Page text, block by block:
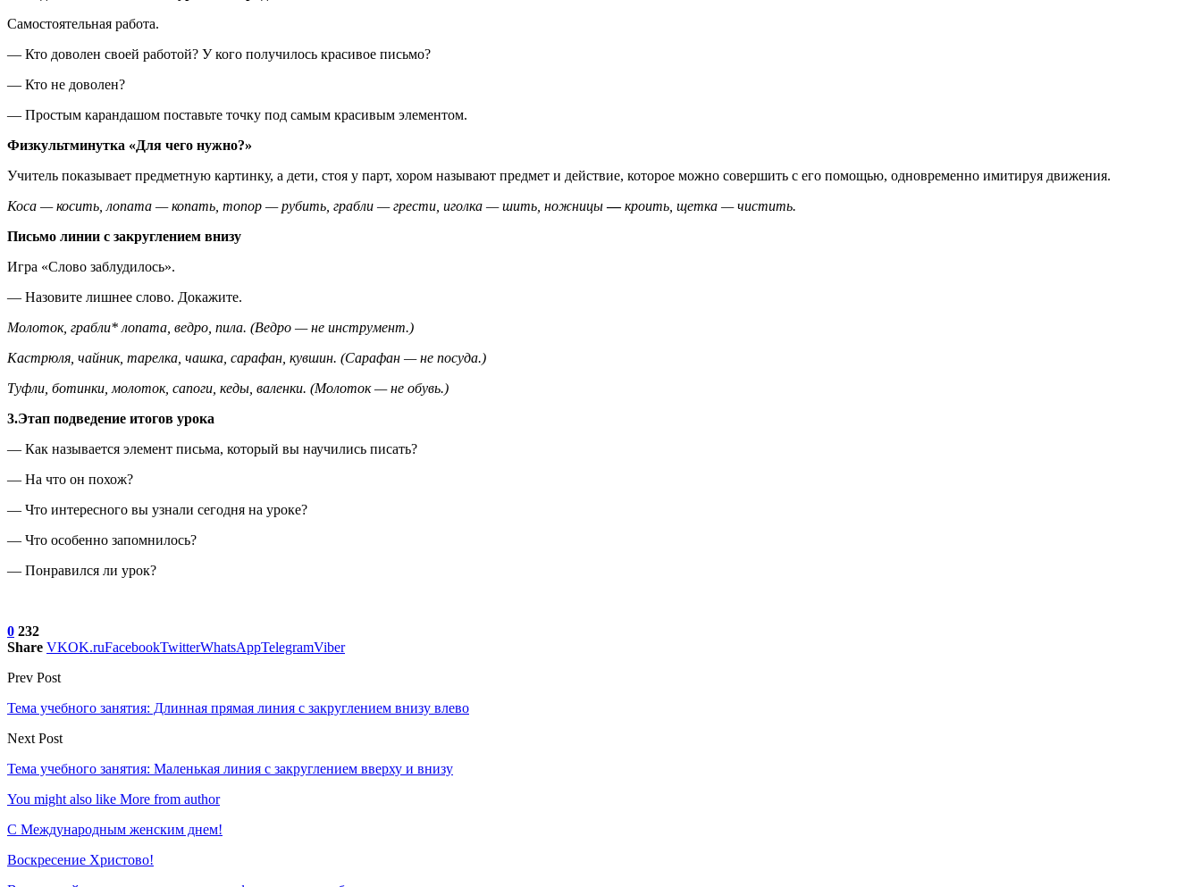
Самостоятельная работа.
— Кто доволен своей работой? У кого получилось красивое письмо?
— Кто не доволен?
— Простым карандашом поставьте точку под самым красивым элементом.
Физкультминутка «Для чего нужно?»
Учитель показывает предметную картинку, а дети, стоя у парт, хором называют предмет и действие, которое можно совершить с его помощью, одновременно имитируя движения.
Коса — косить, лопата — копать, топор — рубить, грабли — грести, иголка — шить, ножницы — кроить, щетка — чистить.
Письмо линии с закруглением внизу
Игра «Слово заблудилось».
— Назовите лишнее слово. Докажите.
Молоток, грабли* лопата, ведро, пила. (Ведро — не инструмент.)
Кастрюля, чайник, тарелка, чашка, сарафан, кувшин. (Сарафан — не посуда.)
Туфли, ботинки, молоток, сапоги, кеды, валенки. (Молоток — не обувь.)
3.Этап подведение итогов урока
— Как называется элемент письма, который вы научились писать?
— На что он похож?
— Что интересного вы узнали сегодня на уроке?
— Что особенно запомнилось?
— Понравился ли урок?
0 232
Share VKOK.ruFacebookTwitterWhatsAppTelegramViber
Prev Post
Тема учебного занятия: Длинная прямая линия с закруглением внизу влево
Next Post
Тема учебного занятия: Маленькая линия с закруглением вверху и внизу
You might also like More from author
С Международным женским днем!
Воскресение Xристово!